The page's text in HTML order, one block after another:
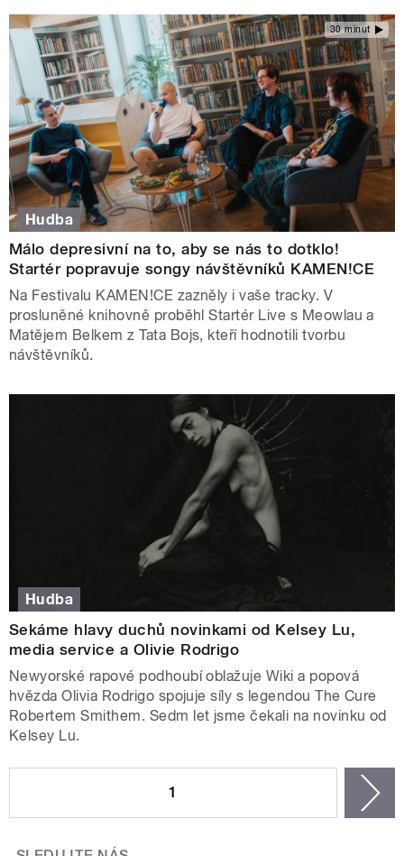
30 minut
Hudba
Málo depresivní na to, aby se nás to dotklo!
Startér popravuje songy návštěvníků KAMEN!CE
Na Festivalu KAMEN!CE zazněly i vaše tracky. V
prosluněné knihovně proběhl Startér Live s Meowlau a
Matějem Belkem z Tata Bojs, kteří hodnotili tvorbu
návštěvníků.
Hudba
Sekáme hlavy duchů novinkami od Kelsey Lu,
media service a Olivie Rodrigo
Newyorské rapové podhoubí oblažuje Wiki a popová
hvězda Olivia Rodrigo spojuje síly s legendou The Cure
Robertem Smithem. Sedm let jsme čekali na novinku od
Kelsey Lu.
1